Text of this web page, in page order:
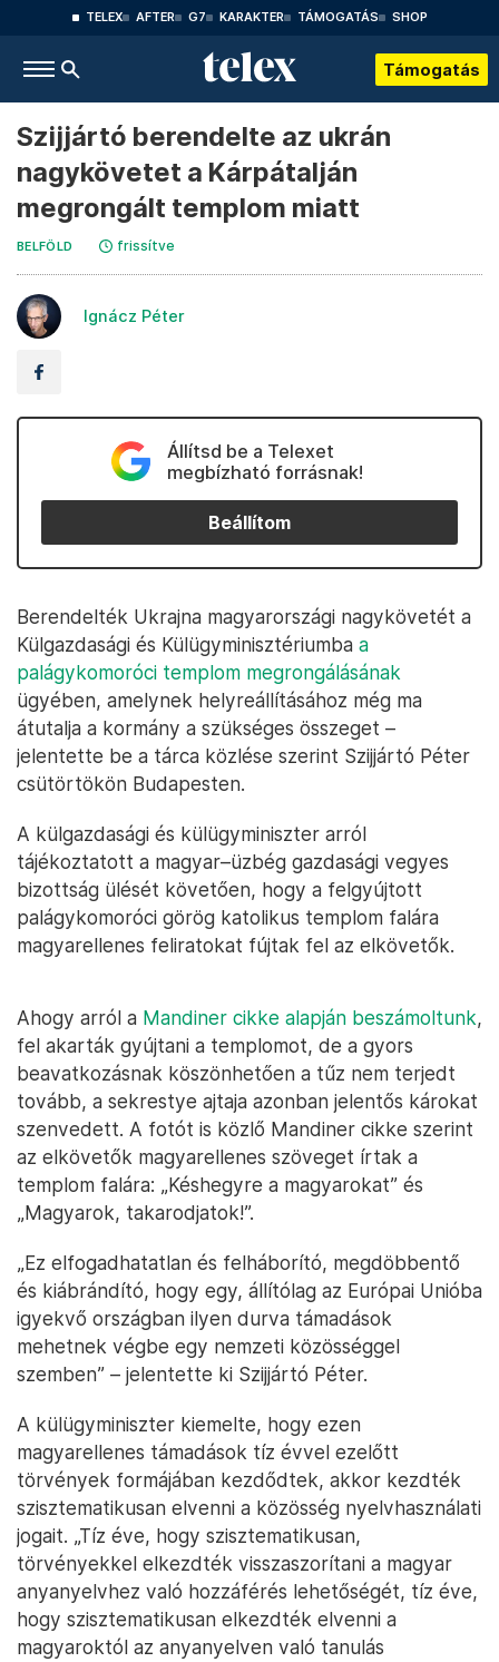
TELEX AFTER G7 KARAKTER TÁMOGATÁS SHOP
Támogatás
Szijjártó berendelte az ukrán
nagykövetet a Kárpátalján
megrongált templom miatt
BELFÖLD frissítve
Ignácz Péter
Állítsd be a Telexet
megbízható forrásnak!
Beállítom
Berendelték Ukrajna magyarországi nagykövetét a
Külgazdasági és Külügyminisztériumba a
palágykomoróci templom megrongálásának
ügyében, amelynek helyreállításához még ma
átutalja a kormány a szükséges összeget –
jelentette be a tárca közlése szerint Szijjártó Péter
csütörtökön Budapesten.
A külgazdasági és külügyminiszter arról
tájékoztatott a magyar–üzbég gazdasági vegyes
bizottság ülését követően, hogy a felgyújtott
palágykomoróci görög katolikus templom falára
magyarellenes feliratokat fújtak fel az elkövetők.
Ahogy arról a Mandiner cikke alapján beszámoltunk,
fel akarták gyújtani a templomot, de a gyors
beavatkozásnak köszönhetően a tűz nem terjedt
tovább, a sekrestye ajtaja azonban jelentős károkat
szenvedett. A fotót is közlő Mandiner cikke szerint
az elkövetők magyarellenes szöveget írtak a
templom falára: „Késhegyre a magyarokat” és
„Magyarok, takarodjatok!”.
„Ez elfogadhatatlan és felháborító, megdöbbentő
és kiábrándító, hogy egy, állítólag az Európai Unióba
igyekvő országban ilyen durva támadások
mehetnek végbe egy nemzeti közösséggel
szemben” – jelentette ki Szijjártó Péter.
A külügyminiszter kiemelte, hogy ezen
magyarellenes támadások tíz évvel ezelőtt
törvények formájában kezdődtek, akkor kezdték
szisztematikusan elvenni a közösség nyelvhasználati
jogait. „Tíz éve, hogy szisztematikusan,
törvényekkel elkezdték visszaszorítani a magyar
anyanyelvhez való hozzáférés lehetőségét, tíz éve,
hogy szisztematikusan elkezdték elvenni a
magyaroktól az anyanyelven való tanulás